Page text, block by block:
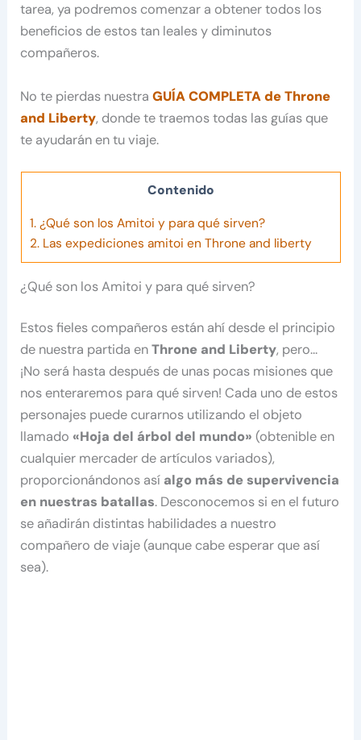
tarea, ya podremos comenzar a obtener todos los
beneficios de estos tan leales y diminutos
compañeros.
No te pierdas nuestraGUÍA COMPLETA de Throne
and Liberty, donde te traemos todas las guías que
te ayudarán en tu viaje.
Contenido
1.¿Qué son los Amitoi y para qué sirven?
2.Las expediciones amitoi en Throne and liberty
¿Qué son los Amitoi y para qué sirven?
Estos fieles compañeros están ahí desde el principio
de nuestra partida enThrone and Liberty, pero…
¡No será hasta después de unas pocas misiones que
nos enteraremos para qué sirven! Cada uno de estos
personajes puede curarnos utilizando el objeto
llamado «Hoja del árbol del mundo»(obtenible en
cualquier mercader de artículos variados),
proporcionándonos así algo más de supervivencia
en nuestras batallas. Desconocemos si en el futuro
se añadirán distintas habilidades a nuestro
compañero de viaje (aunque cabe esperar que así
sea).